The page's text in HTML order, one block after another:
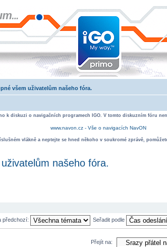
všem uživatelům našeho fóra.
k diskuzi o navigačních programech IGO. V tomto diskuzním fóru
www.navon.cz - Vše o navigacích NavON
vlákně a neptejte se hned někoho v soukromé zprávě,
našeho fóra.
předchozí: Seřadit podle
Přejít na: